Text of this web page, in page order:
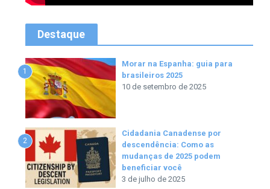
Destaque
1
Morar na Espanha: guia para
brasileiros 2025
10 de setembro de 2025
2
Cidadania Canadense por
descendência: Como as
mudanças de 2025 podem
beneficiar você
3 de julho de 2025